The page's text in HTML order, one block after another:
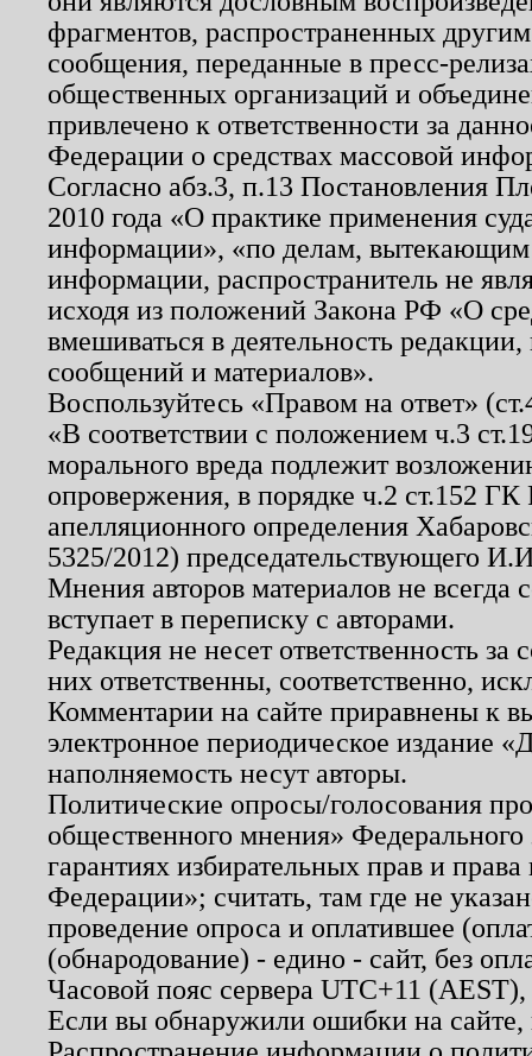
фрагментов, распространенных
сообщения, переданные в пресс-
общественных организаций и
привлечено к ответственности за
Федерации о средствах массовой
Согласно абз.3, п.13 Постановления
2010 года «О практике применения
информации», «по делам, вытекающим
информации, распространитель не
исходя из положений Закона РФ «О
вмешиваться в деятельность
сообщений и материалов».
Воспользуйтесь «Правом на ответ»
«В соответствии с положением ч.3
морального вреда подлежит
опровержения, в порядке ч.2 ст.152
апелляционного определения
5325/2012) председательствующего
Мнения авторов материалов не
вступает в переписку с авторами.
Редакция не несет ответственность
них ответственны, соответственно,
Комментарии на сайте приравнены к
электронное периодическое издание
наполняемость несут авторы.
Политические опросы/голосования
общественного мнения»
гарантиях избирательных прав и
Федерации»; считать, там где не
проведение опроса и оплатившее
(обнародование) - едино - сайт, без
Часовой пояс сервера UTC+11
Если вы обнаружили ошибки на